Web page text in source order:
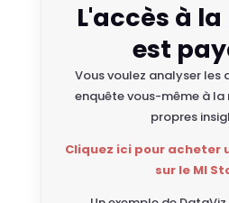
L'accès à
est
Vous voulez analyser les
enquête vous-même à la
propres
Cliquez ici pour acheter
sur le MI